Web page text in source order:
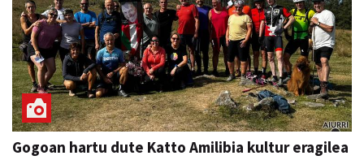
Gogoan hartu dute Katto Amilibia kultur eragilea